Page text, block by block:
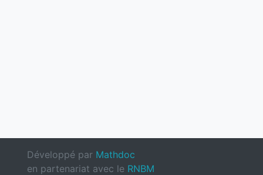
Développé par Mathdoc
en partenariat avec le RNBM